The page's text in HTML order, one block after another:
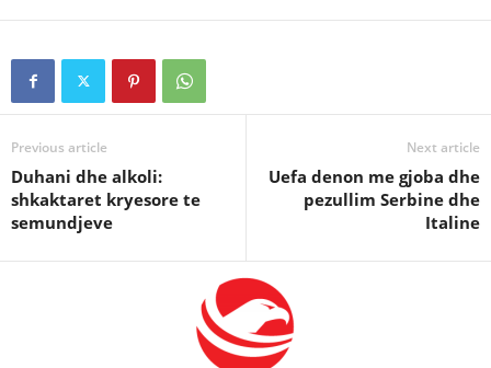
Previous article
Duhani dhe alkoli:
shkaktaret kryesore te
semundjeve
Next article
Uefa denon me gjoba dhe
pezullim Serbine dhe
Italine